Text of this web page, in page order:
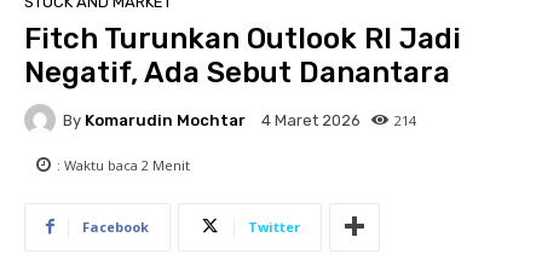
Fitch Turunkan Outlook RI Jadi
Negatif, Ada Sebut Danantara
By Komarudin Mochtar 4 Maret 2026 214
: Waktu baca 2 Menit
Facebook Twitter